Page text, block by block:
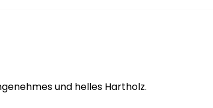
und helles Hartholz.